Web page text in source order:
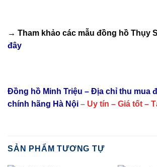
→ Tham khảo các mẫu đồng hồ Thụy
đây
Đồng hồ Minh Triệu – Địa chỉ thu mua
chính hãng Hà Nội – Uy tín – Giá tốt –
SẢN PHẨM TƯƠNG TỰ